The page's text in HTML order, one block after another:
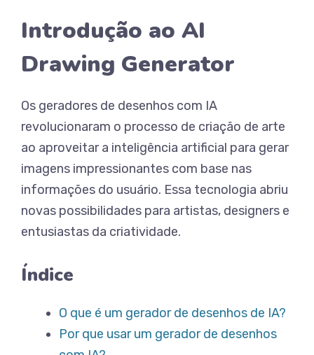
Introdução ao AI
Drawing Generator
Os geradores de desenhos com IA
revolucionaram o processo de criação de arte
ao aproveitar a inteligência artificial para gerar
imagens impressionantes com base nas
informações do usuário. Essa tecnologia abriu
novas possibilidades para artistas, designers e
entusiastas da criatividade.
Índice
O que é um gerador de desenhos de IA?
Por que usar um gerador de desenhos